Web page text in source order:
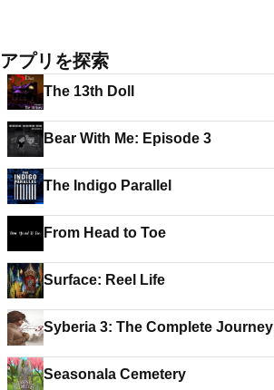
アプリを探索
The 13th Doll
Bear With Me: Episode 3
The Indigo Parallel
From Head to Toe
Surface: Reel Life
Syberia 3: The Complete Journey
Seasonala Cemetery